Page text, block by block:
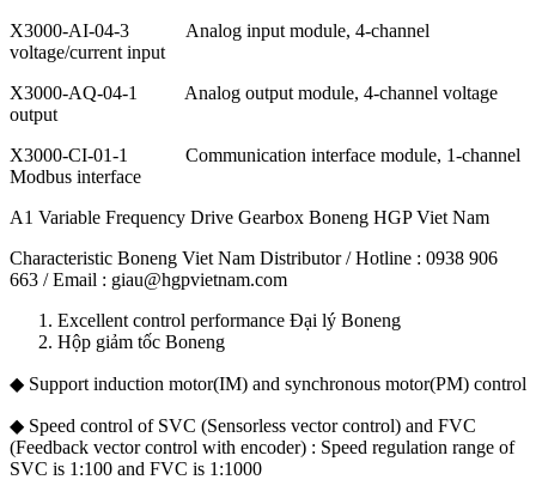
X3000-AI-04-3 Analog input module, 4-channel
voltage/current input
X3000-AQ-04-1 Analog output module, 4-channel voltage
output
X3000-CI-01-1 Communication interface module, 1-channel
Modbus interface
A1 Variable Frequency Drive Gearbox Boneng HGP Viet Nam
Characteristic Boneng Viet Nam Distributor / Hotline : 0938 906
663 / Email : giau@hgpvietnam.com
Excellent control performance Đại lý Boneng
Hộp giảm tốc Boneng
◆ Support induction motor(IM) and synchronous motor(PM) control
◆ Speed control of SVC (Sensorless vector control) and FVC
(Feedback vector control with encoder) : Speed regulation range of
SVC is 1:100 and FVC is 1:1000